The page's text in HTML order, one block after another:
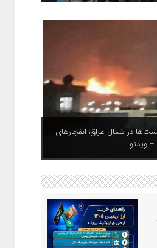
در شمال عراق؛ انفجارهای
+ ویدئو